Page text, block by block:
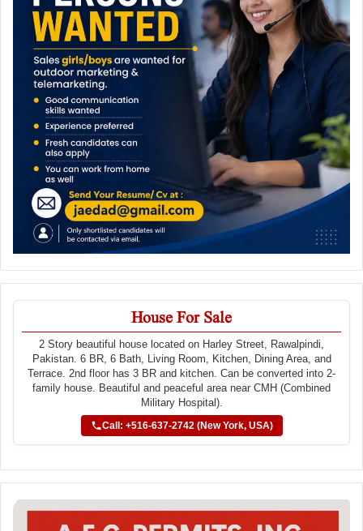
House For Sale
2 Story beautiful house located on Harley Street, Rawalpindi,
Pakistan. 6 BR, 6 Bath, Living Room, Kitchen, Dining Area, and
Terrace. 2nd floor has 3 BR and kitchen. Can be converted into 2-
family house. Beautiful and peaceful area near CMH (Combined
Military Hospital).
Call: +516-637-2742 (New York, USA)